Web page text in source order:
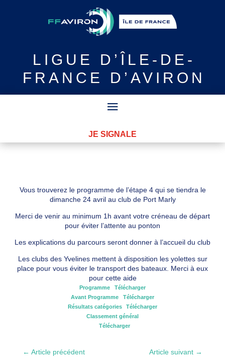
LIGUE
D’ÎLE-DE-
FRANCE D’AVIRON
JE SIGNALE
Vous trouverez le programme de l’étape 4 qui se tiendra le
dimanche 24 avril au club de Port Marly
Merci de venir au minimum 1h avant votre créneau de départ
pour éviter l’attente au ponton
Les explications du parcours seront donner à l’accueil du club
Les clubs des Yvelines mettent à disposition les yolettes sur
place pour vous éviter le transport des bateaux. Merci à eux
pour cette aide
Programme
Télécharger
Avant Programme
Télécharger
Résultats catégories
Télécharger
Classement général
Télécharger
← Article précédent Article suivant →